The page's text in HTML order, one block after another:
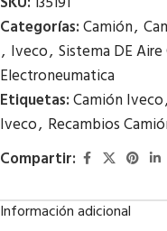
Categorías:Camión,
, Iveco, Sistema DE
Electroneumatica
Etiquetas:Camión Iveco,
Iveco, Recambios
Compartir:
Información adicional